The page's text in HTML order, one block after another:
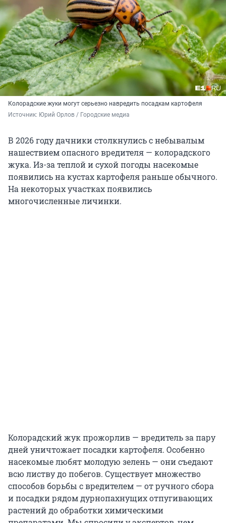
Колорадские жуки могут серьезно навредить посадкам картофеля
Источник: Юрий Орлов / Городские медиа
В 2026 году дачники столкнулись с небывалым
нашествием опасного вредителя — колорадского
жука. Из-за теплой и сухой погоды насекомые
появились на кустах картофеля раньше обычного.
На некоторых участках появились
многочисленные личинки.
Колорадский жук прожорлив — вредитель за пару
дней уничтожает посадки картофеля. Особенно
насекомые любят молодую зелень — они съедают
всю листву до побегов. Существует множество
способов борьбы с вредителем — от ручного сбора
и посадки рядом дурнопахнущих отпугивающих
растений до обработки химическими